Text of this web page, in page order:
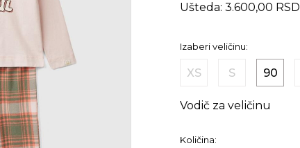
Ušteda: 3.600,00 RSD
Izaberi veličinu:
XS S 90
Vodič za veličinu
Količina: